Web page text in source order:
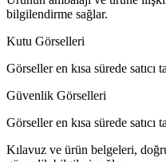
bilgilendirme sağlar.
Kutu Görselleri
Görseller en kısa sürede satıcı
Güvenlik Görselleri
Görseller en kısa sürede satıcı
Kılavuz ve ürün belgeleri,